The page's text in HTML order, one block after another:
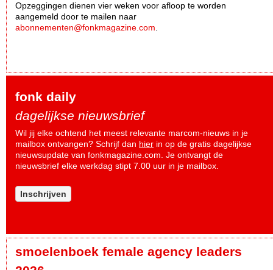
Opzeggingen dienen vier weken voor afloop te worden
aangemeld door te mailen naar
abonnementen@fonkmagazine.com.
fonk daily
dagelijkse nieuwsbrief
Wil jij elke ochtend het meest relevante marcom-nieuws in je
mailbox ontvangen? Schrijf dan hier in op de gratis dagelijkse
nieuwsupdate van fonkmagazine.com. Je ontvangt de
nieuwsbrief elke werkdag stipt 7.00 uur in je mailbox.
Inschrijven
smoelenboek female agency leaders